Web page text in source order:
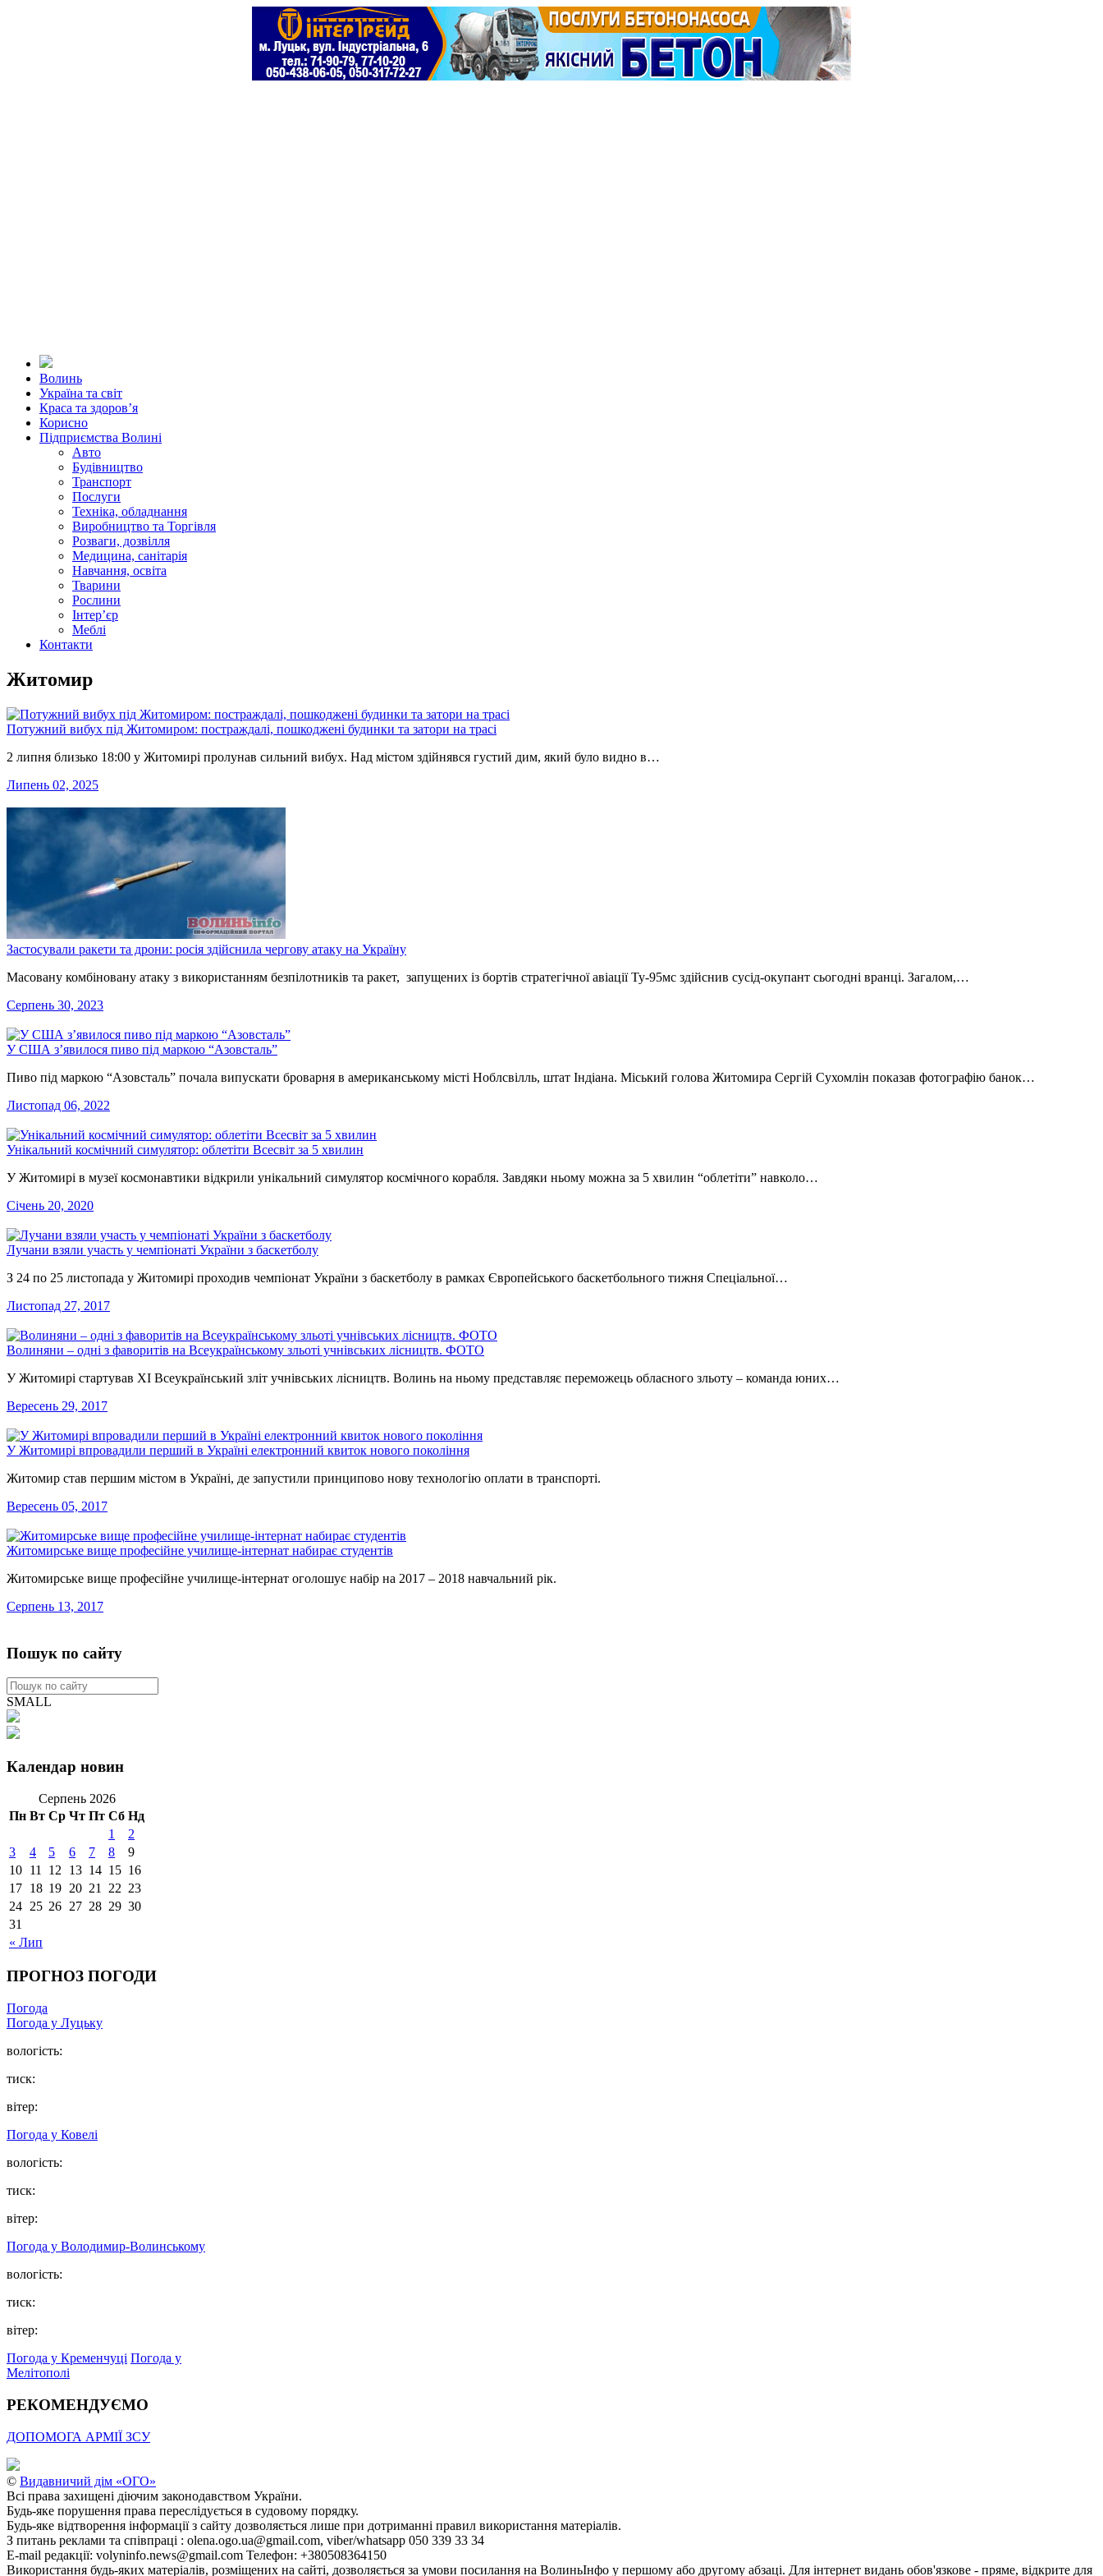
Волинь
Україна та світ
Краса та здоров’я
Корисно
Підприємства Волині
Авто
Будівництво
Транспорт
Послуги
Техніка, обладнання
Виробництво та Торгівля
Розваги, дозвілля
Медицина, санітарія
Навчання, освіта
Тварини
Рослини
Інтер’єр
Меблі
Контакти
Житомир
Потужний вибух під Житомиром: постраждалі, пошкоджені будинки та затори на трасі
2 липня близько 18:00 у Житомирі пролунав сильний вибух. Над містом здійнявся густий дим, який було видно в…
Липень 02, 2025
Застосували ракети та дрони: росія здійснила чергову атаку на Україну
Масовану комбіновану атаку з використанням безпілотників та ракет, запущених із бортів стратегічної авіації Ту-95мс здійснив сусід-окупант сьогодні вранці. Загалом,…
Серпень 30, 2023
У США з’явилося пиво під маркою “Азовсталь”
Пиво під маркою “Азовсталь” почала випускати броварня в американському місті Ноблсвілль, штат Індіана. Міський голова Житомира Сергій Сухомлін показав фотографію банок…
Листопад 06, 2022
Унікальний космічний симулятор: облетіти Всесвіт за 5 хвилин
У Житомирі в музеї космонавтики відкрили унікальний симулятор космічного корабля. Завдяки ньому можна за 5 хвилин “облетіти” навколо…
Січень 20, 2020
Лучани взяли участь у чемпіонаті України з баскетболу
З 24 по 25 листопада у Житомирі проходив чемпіонат України з баскетболу в рамках Європейського баскетбольного тижня Спеціальної…
Листопад 27, 2017
Волиняни – одні з фаворитів на Всеукраїнському зльоті учнівських лісництв. ФОТО
У Житомирі стартував XI Всеукраїнський зліт учнівських лісництв. Волинь на ньому представляє переможець обласного зльоту – команда юних…
Вересень 29, 2017
У Житомирі впровадили перший в Україні електронний квиток нового покоління
Житомир став першим містом в Україні, де запустили принципово нову технологію оплати в транспорті.
Вересень 05, 2017
Житомирське вище професійне училище-інтернат набирає студентів
Житомирське вище професійне училище-інтернат оголошує набір на 2017 – 2018 навчальний рік.
Серпень 13, 2017
Пошук по сайту
SMALL
Календар новин
Серпень 2026
Пн Вт Ср Чт Пт Сб Нд
« Лип
1
2
3
4 5 6 7 8
9
10 11 12 13 14 15 16
17 18 19 20 21 22 23
24 25 26 27 28 29 30
31
ПРОГНОЗ ПОГОДИ
Погода
Погода у Луцьку
вологість:
тиск:
вітер:
Погода у Ковелі
вологість:
тиск:
вітер:
Погода у Володимир-Волинському
вологість:
тиск:
вітер:
Погода у Кременчуці Погода у
Мелітополі
РЕКОМЕНДУЄМО
ДОПОМОГА АРМІЇ ЗСУ
© Видавничий дім «ОГО»
Всі права захищені діючим законодавством України.
Будь-яке порушення права переслідується в судовому порядку.
Будь-яке відтворення інформації з сайту дозволяється лише при дотриманні правил використання матеріалів.
З питань реклами та співпраці : olena.ogo.ua@gmail.com, viber/whatsapp 050 339 33 34
E-mail редакції: volyninfo.news@gmail.com Телефон: +380508364150
Використання будь-яких матеріалів, розміщених на сайті, дозволяється за умови посилання на ВолиньІнфо у першому або другому абзаці. Для інтернет видань обов'язкове - пряме, відкрите для